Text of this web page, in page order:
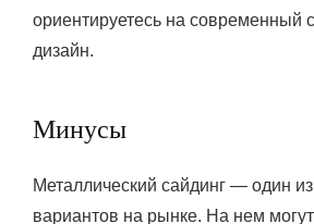
ориентируетесь на современный
дизайн.
Минусы
Металлический сайдинг — один
вариантов на рынке. На нем